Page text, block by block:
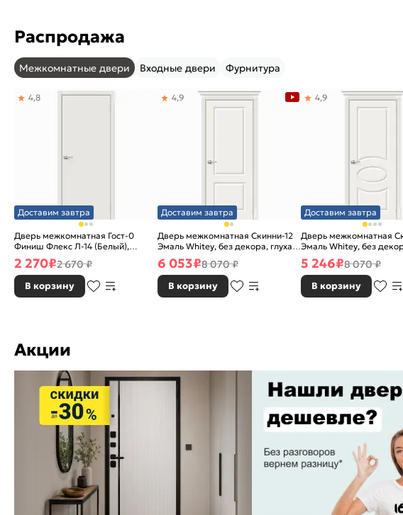
Распродажа
Межкомнатные двери Входные двери Фурнитура
Доставим завтра
Дверь межкомнатная Гост-0
Финиш Флекс Л-14 (Белый),
глухая, каркасно-щитовая
4,8
2 270₽2 670 ₽
В корзину
Доставим завтра
Дверь межкомнатная Скинни-12
Эмаль Whitey, без декора, глухая,
без стекла, без кромки, скиновая
4,9
6 053₽8 070 ₽
В корзину
Доставим завтра
Дверь межкомнатная
Эмаль Whitey, без
без стекла, без кромки,
4,9
5 246₽8 070 ₽
В корзину
Акции